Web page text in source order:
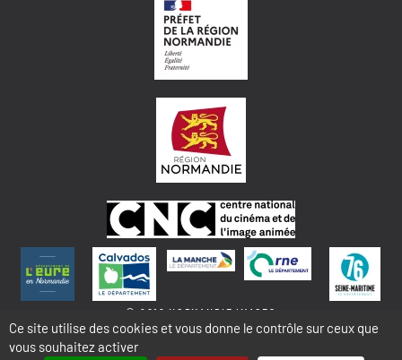
© 2018 NORMANDIE IMAGES
Ce site utilise des cookies et vous donne le contrôle sur ceux que
vous souhaitez activer